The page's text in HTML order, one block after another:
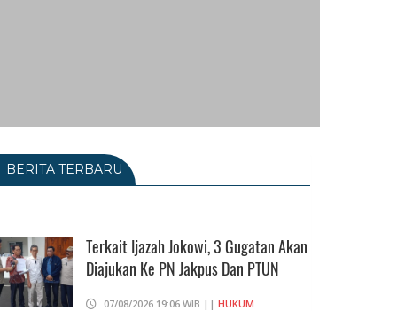
BERITA TERBARU
Terkait Ijazah Jokowi, 3 Gugatan Akan
Diajukan Ke PN Jakpus Dan PTUN
07/08/2026 19:06 WIB || HUKUM